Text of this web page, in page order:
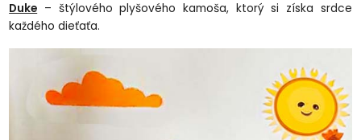
Duke – štýlového plyšového kamoša, ktorý si získa srdce
každého dieťaťa.